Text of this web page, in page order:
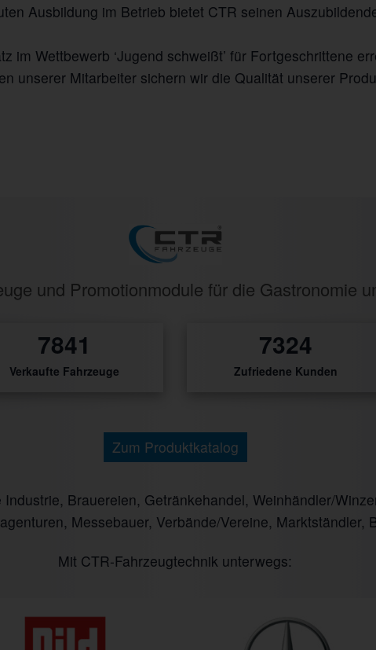
Ausbildung im Betrieb bietet CTR seinen
im Wettbewerb ‘Jugend schweißt’ für Fortgeschrittene
unserer Mitarbeiter sichern wir die Qualität unserer
und Promotionmodule für die Gastronomie
10020
Verkaufte Fahrzeuge
9359
Zufriedene Kunden
Zum Produktkatalog
Brauereien, Getränkehandel, Weinhändler/
Messebauer, Verbände/Vereine, Marktständler,
Mit CTR-Fahrzeugtechnik unterwegs: